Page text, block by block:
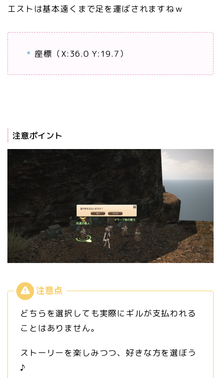
エストは基本遠くまで足を運ばされますねｗ
座標（X:36.0 Y:19.7）
注意ポイント
どちらを選択しても実際にギルが支払われる
ことはありません。
ストーリーを楽しみつつ、好きな方を選ぼう
♪